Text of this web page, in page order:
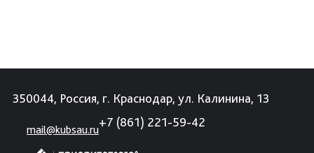
350044, Россия, г. Краснодар, ул. Калинина, 13
mail@kubsau.ru
+7 (861) 221-59-42